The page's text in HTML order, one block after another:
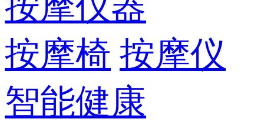
按摩椅 按摩仪
智能健康